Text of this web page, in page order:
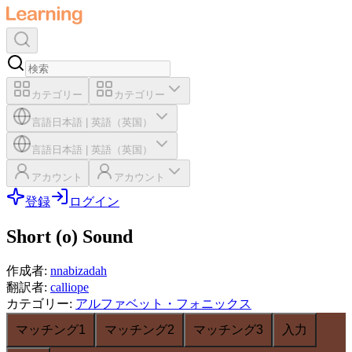
カテゴリー カテゴリー
言語 日本語 英語（英国）
言語 日本語 英語（英国）
アカウント アカウント
登録 ログイン
Short (o) Sound
作成者: nnabizadah
翻訳者: calliope
カテゴリー: アルファベット・フォニックス
マッチング1
マッチング2 マッチング3 入力